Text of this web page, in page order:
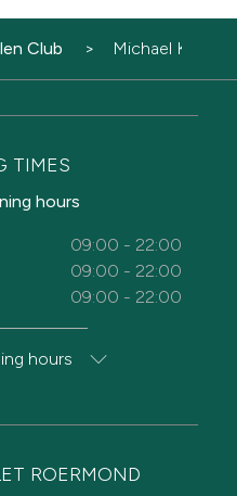
Club Michael Kors
TIMES
hours
09:00 - 22:00
09:00 - 22:00
09:00 - 22:00
hours
ROERMOND